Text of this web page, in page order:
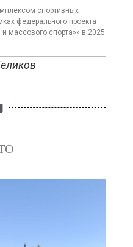
спортивных
федерального проекта
массового спорта»» в 2025